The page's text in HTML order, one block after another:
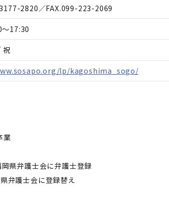
2820／FAX.099-223-2069
17:30
祝
lp/kagoshima_sogo/
業
県弁護士会に弁護士登録
弁護士会に登録替え